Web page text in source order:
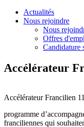
Actualités
Nous rejoindre
Nous
Offres
Candidature
Accélérateur
Accélérateur Francilien 11
programme
franciliennes qui